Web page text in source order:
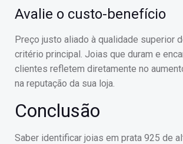
Avalie o custo-benefício
Preço justo aliado à qualidade superior
critério principal. Joias que duram e
clientes refletem diretamente no
na reputação da sua loja.
Conclusão
Saber identificar joias em prata 925 de